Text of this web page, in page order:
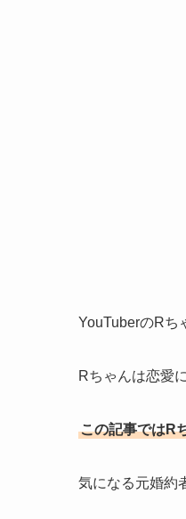
YouTuberのRち
Rちゃんは恋愛
この記事ではR
気になる元婚約